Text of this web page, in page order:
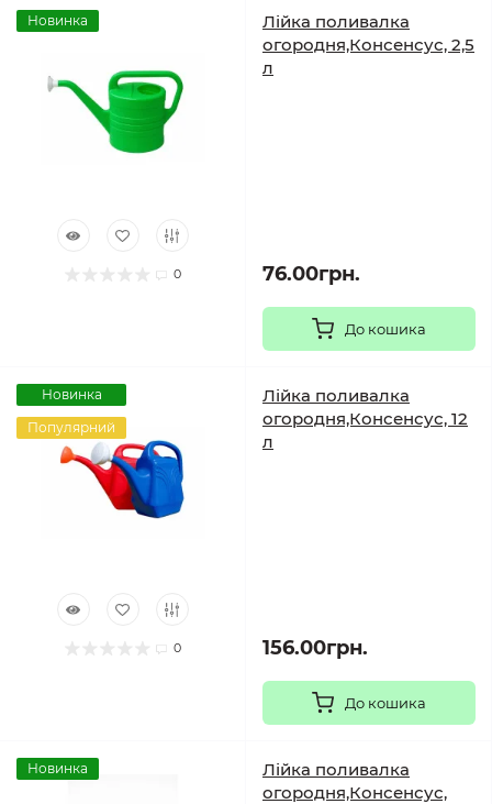
Новинка
0
Лійка поливалка
огородня,Консенсус, 2,5
л
76.00грн.
До кошика
Новинка
Популярний
0
Лійка поливалка
огородня,Консенсус, 12
л
156.00грн.
До кошика
Новинка
Лійка поливалка
огородня,Консенсус,